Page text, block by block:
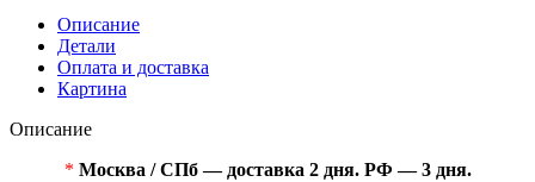
Описание
Детали
Оплата и доставка
Картина
Описание
* Москва / СПб — доставка 2 дня. РФ — 3 дня.